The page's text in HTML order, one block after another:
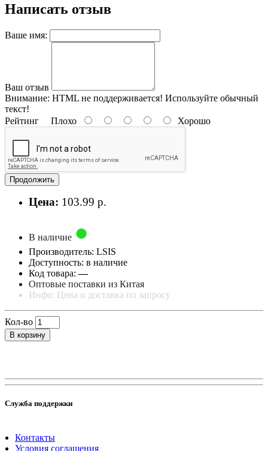
Написать отзыв
Ваше имя:
Ваш отзыв
Внимание: HTML не поддерживается! Используйте обычный
текст!
Рейтинг Плохо Хорошо
Продолжить
Цена: 103.99 р.
В наличие
Производитель: LSIS
Доступность: в наличие
Код товара:—
Оптовые поставки из Китая
Инфо: Цена и доставка по запросу
Кол-во
В корзину
Служба поддержки
Контакты
Условия соглашения